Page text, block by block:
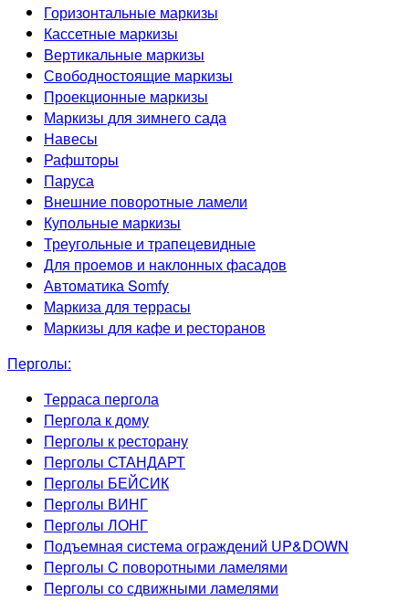
Горизонтальные маркизы
Кассетные маркизы
Вертикальные маркизы
Свободностоящие маркизы
Проекционные маркизы
Маркизы для зимнего сада
Навесы
Рафшторы
Паруса
Внешние поворотные ламели
Купольные маркизы
Треугольные и трапецевидные
Для проемов и наклонных фасадов
Автоматика Somfy
Маркиза для террасы
Маркизы для кафе и ресторанов
Перголы:
Терраса пергола
Пергола к дому
Перголы к ресторану
Перголы СТАНДАРТ
Перголы БЕЙСИК
Перголы ВИНГ
Перголы ЛОНГ
Подъемная система ограждений UP&DOWN
Перголы C поворотными ламелями
Перголы со сдвижными ламелями